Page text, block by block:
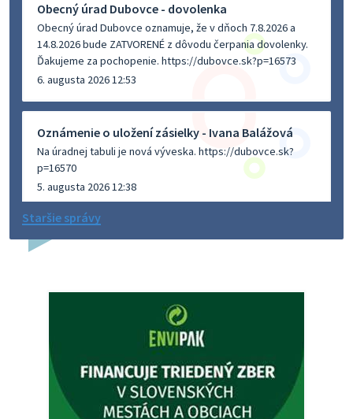
Obecný úrad Dubovce - dovolenka
Obecný úrad Dubovce oznamuje, že v dňoch 7.8.2026 a
14.8.2026 bude ZATVORENÉ z dôvodu čerpania dovolenky.
Ďakujeme za pochopenie. https://dubovce.sk?p=16573
6. augusta 2026 12:53
Oznámenie o uložení zásielky - Ivana Balážová
Na úradnej tabuli je nová výveska. https://dubovce.sk?
p=16570
5. augusta 2026 12:38
Dovolenka - MUDr. Marián Sivoň
budeZATVORENÁ z dôvodu čerpania dovolenky. Akútne
prípady bude riešiť MUDr.Fisch…
Zajtrajší zvoz odpadu
Vážený občan, zajtra 5. 8. sa bude zvážať komunálny odpad.
Staršie správy